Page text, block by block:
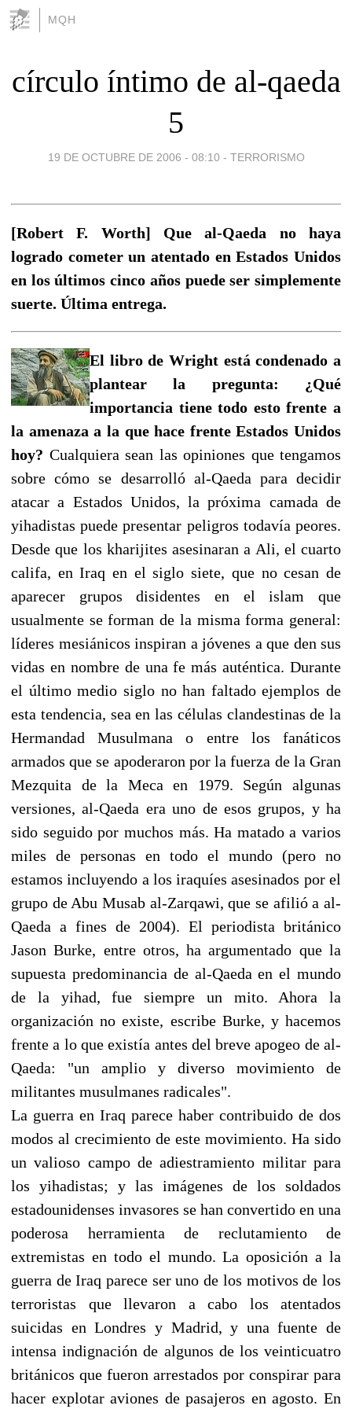
MQH
círculo íntimo de al-qaeda
5
19 DE OCTUBRE DE 2006 - 08:10 - TERRORISMO
[Robert F. Worth] Que al-Qaeda no haya
logrado cometer un atentado en Estados Unidos
en los últimos cinco años puede ser simplemente
suerte. Última entrega.
El libro de Wright está condenado a
plantear la pregunta: ¿Qué
importancia tiene todo esto frente a
la amenaza a la que hace frente Estados Unidos
hoy? Cualquiera sean las opiniones que tengamos
sobre cómo se desarrolló al-Qaeda para decidir
atacar a Estados Unidos, la próxima camada de
yihadistas puede presentar peligros todavía peores.
Desde que los kharijites asesinaran a Ali, el cuarto
califa, en Iraq en el siglo siete, que no cesan de
aparecer grupos disidentes en el islam que
usualmente se forman de la misma forma general:
líderes mesiánicos inspiran a jóvenes a que den sus
vidas en nombre de una fe más auténtica. Durante
el último medio siglo no han faltado ejemplos de
esta tendencia, sea en las células clandestinas de la
Hermandad Musulmana o entre los fanáticos
armados que se apoderaron por la fuerza de la Gran
Mezquita de la Meca en 1979. Según algunas
versiones, al-Qaeda era uno de esos grupos, y ha
sido seguido por muchos más. Ha matado a varios
miles de personas en todo el mundo (pero no
estamos incluyendo a los iraquíes asesinados por el
grupo de Abu Musab al-Zarqawi, que se afilió a al-
Qaeda a fines de 2004). El periodista británico
Jason Burke, entre otros, ha argumentado que la
supuesta predominancia de al-Qaeda en el mundo
de la yihad, fue siempre un mito. Ahora la
organización no existe, escribe Burke, y hacemos
frente a lo que existía antes del breve apogeo de al-
Qaeda: "un amplio y diverso movimiento de
militantes musulmanes radicales".
La guerra en Iraq parece haber contribuido de dos
modos al crecimiento de este movimiento. Ha sido
un valioso campo de adiestramiento militar para
los yihadistas; y las imágenes de los soldados
estadounidenses invasores se han convertido en una
poderosa herramienta de reclutamiento de
extremistas en todo el mundo. La oposición a la
guerra de Iraq parece ser uno de los motivos de los
terroristas que llevaron a cabo los atentados
suicidas en Londres y Madrid, y una fuente de
intensa indignación de algunos de los veinticuatro
británicos que fueron arrestados por conspirar para
hacer explotar aviones de pasajeros en agosto. En